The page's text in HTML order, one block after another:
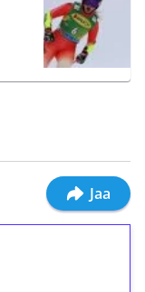
Jaa